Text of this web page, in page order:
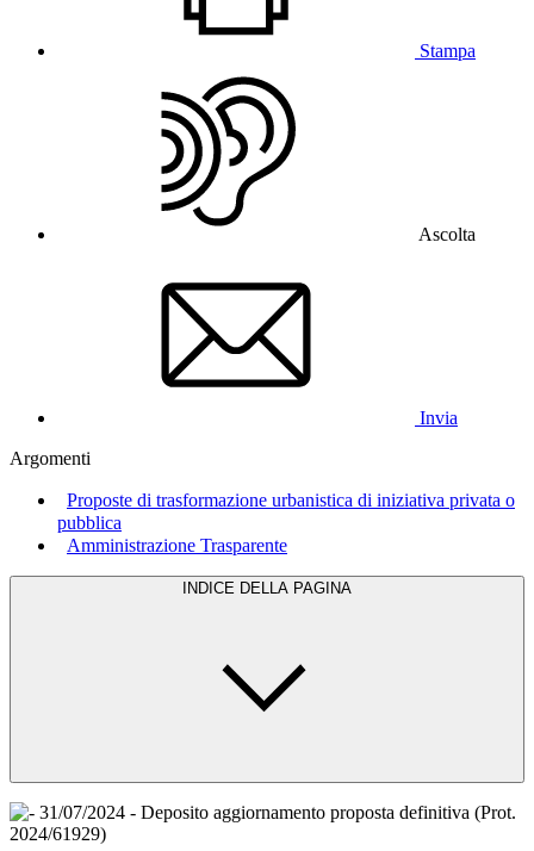
Stampa
Ascolta
Invia
Argomenti
Proposte di trasformazione urbanistica di iniziativa privata o
pubblica
Amministrazione Trasparente
INDICE DELLA PAGINA
31/07/2024 - Deposito aggiornamento proposta definitiva (Prot.
2024/61929)